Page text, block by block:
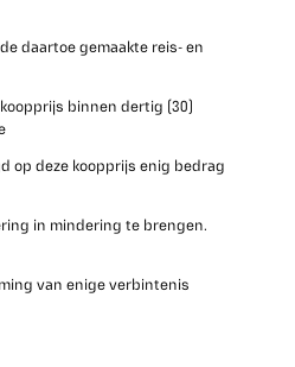
daartoe gemaakte reis- en
binnen dertig (30)
op deze koopprijs enig bedrag
in mindering te brengen.
van enige verbintenis